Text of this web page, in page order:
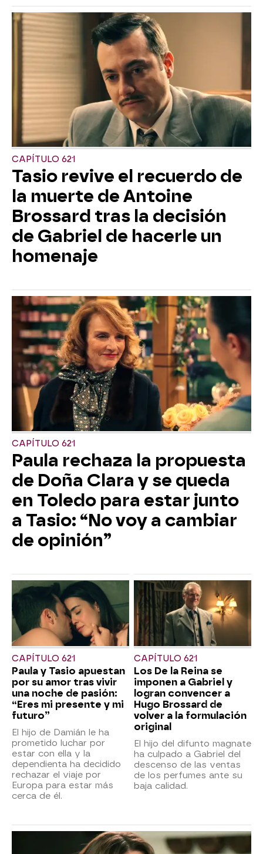
CAPÍTULO 621
Tasio revive el recuerdo de
la muerte de Antoine
Brossard tras la decisión
de Gabriel de hacerle un
homenaje
CAPÍTULO 621
Paula rechaza la propuesta
de Doña Clara y se queda
en Toledo para estar junto
a Tasio: “No voy a cambiar
de opinión”
CAPÍTULO 621
Paula y Tasio apuestan
por su amor tras vivir
una noche de pasión:
“Eres mi presente y mi
futuro”
El hijo de Damián le ha
prometido luchar por
estar con ella y la
dependienta ha decidido
rechazar el viaje por
Europa para estar más
cerca de él.
CAPÍTULO 621
Los De la Reina se
imponen a Gabriel y
logran convencer a
Hugo Brossard de
volver a la formulación
original
El hijo del difunto magnate
ha culpado a Gabriel del
descenso de las ventas
de los perfumes ante su
baja calidad.